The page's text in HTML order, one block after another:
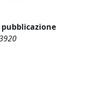
pubblicazione